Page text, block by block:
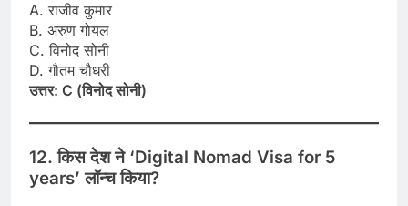
A. राजीव कुमार
B. अरुण गोयल
C. विनोद सोनी
D. गौतम चौधरी
उत्तर: C (विनोद सोनी)
12. किस देश ने ‘Digital Nomad Visa for 5
years’ लॉन्च किया?